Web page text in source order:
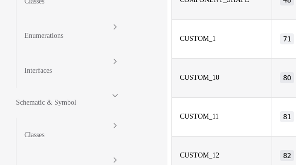
Enumerations
Interfaces
Schematic & Symbol
Classes
CUSTOM_1 71
CUSTOM_10 80
CUSTOM_11 81
CUSTOM_12 82